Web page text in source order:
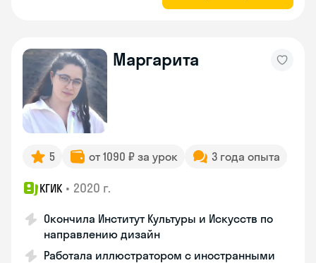
Маргарита
5 от 1090 ₽ за урок 3 года опыта
КГИК • 2020 г.
Окончила Институт Культуры и Искусств по
направлению дизайн
Работала иллюстратором с иностранными